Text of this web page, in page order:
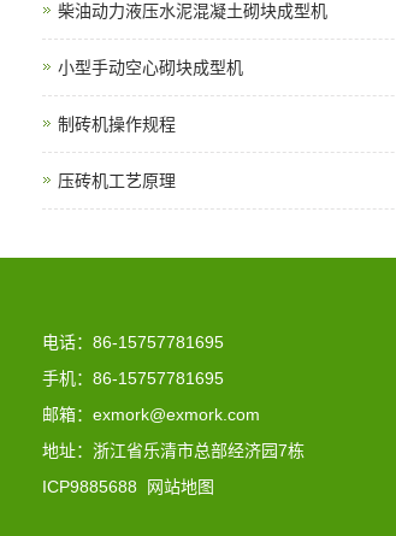
柴油动力液压水泥混凝土砌块成型机
小型手动空心砌块成型机
制砖机操作规程
压砖机工艺原理
电话：86-15757781695
手机：86-15757781695
邮箱：exmork@exmork.com
地址：浙江省乐清市总部经济园7栋
ICP9885688
网站地图